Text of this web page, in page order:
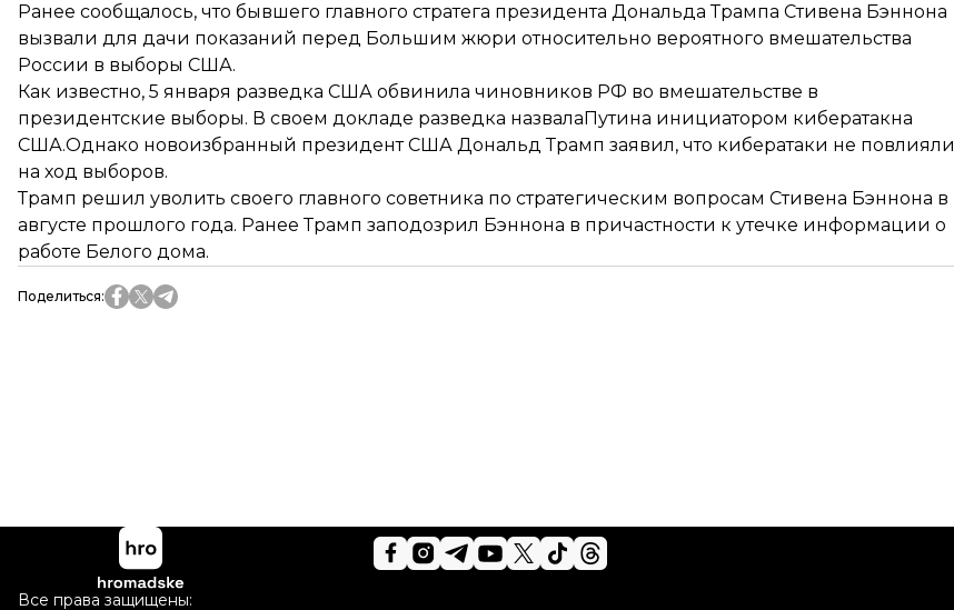
Ранее сообщалось, что бывшего главного стратега президента Дональда Трампа Стивена Бэннона
вызвали для дачи показаний перед Большим жюри относительно вероятного вмешательства
России в выборы США.
Как известно, 5 января разведка США обвинила чиновников РФ во вмешательстве в
президентские выборы. В своем докладе разведка назвалаПутина инициатором кибератакна
США.Однако новоизбранный президент США Дональд Трамп заявил, что кибератаки не повлияли
на ход выборов.
Трамп решил уволить своего главного советника по стратегическим вопросам Стивена Бэннона в
августе прошлого года. Ранее Трамп заподозрил Бэннона в причастности к утечке информации о
работе Белого дома.
Поделиться:
Все права защищены: